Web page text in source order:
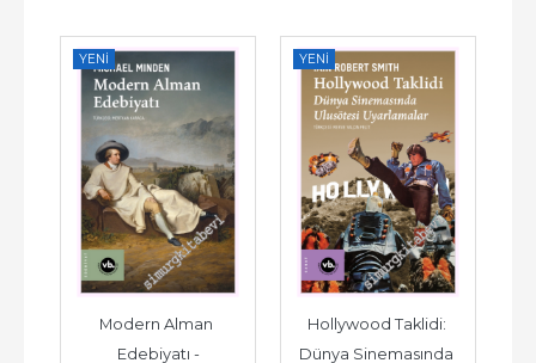
YENI
Modern Alman
Edebiyatı -
YENI
Hollywood Taklidi:
Dünya Sinemasında